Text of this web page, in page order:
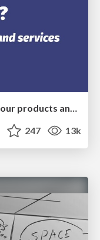
What's in a price? How to price your products and services
247 13k